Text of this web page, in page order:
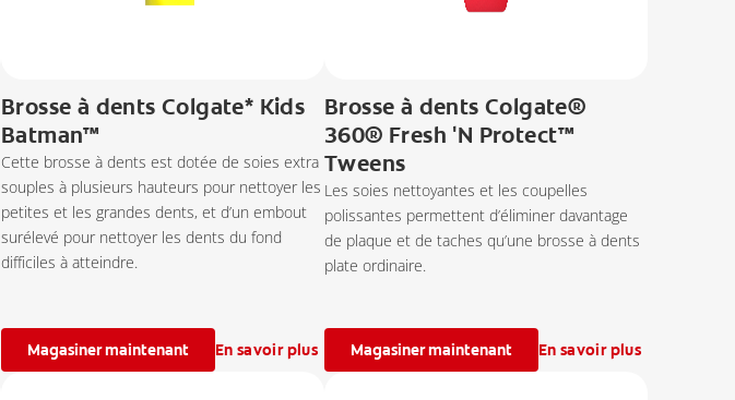
Brosse à dents Colgate* Kids
Batman™
Cette brosse à dents est dotée de soies extra
souples à plusieurs hauteurs pour nettoyer les
petites et les grandes dents, et d’un embout
surélevé pour nettoyer les dents du fond
difficiles à atteindre.
Magasiner maintenant En savoir plus
Brosse à dents Colgate®
360® Fresh 'N Protect™
Tweens
Les soies nettoyantes et les coupelles
polissantes permettent d’éliminer davantage
de plaque et de taches qu’une brosse à dents
plate ordinaire.
Magasiner maintenant En savoir plus